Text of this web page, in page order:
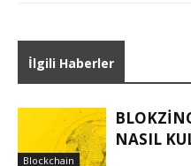
İlgili Haberler
Blockchain
NASIL